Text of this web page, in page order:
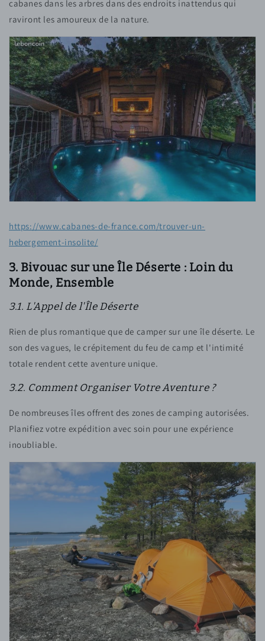
cabanes dans les arbres dans des endroits inattendus qui
raviront les amoureux de la nature.
https://www.cabanes-de-france.com/trouver-un-
hebergement-insolite/
3. Bivouac sur une Île Déserte : Loin du
Monde, Ensemble
3.1. L'Appel de l'Île Déserte
Rien de plus romantique que de camper sur une île déserte. Le
son des vagues, le crépitement du feu de camp et l'intimité
totale rendent cette aventure unique.
3.2. Comment Organiser Votre Aventure ?
De nombreuses îles offrent des zones de camping autorisées.
Planifiez votre expédition avec soin pour une expérience
inoubliable.